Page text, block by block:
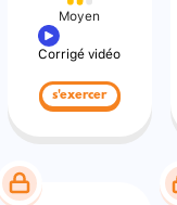
Moyen
Corrigé vidéo
s'exercer